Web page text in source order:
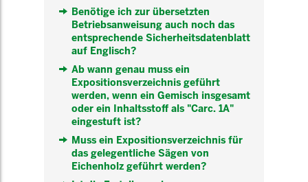
Benötige ich zur übersetzten
Betriebsanweisung auch noch das
entsprechende Sicherheitsdatenblatt
auf Englisch?
Ab wann genau muss ein
Expositionsverzeichnis geführt
werden, wenn ein Gemisch insgesamt
oder ein Inhaltsstoff als "Carc. 1A"
eingestuft ist?
Muss ein Expositionsverzeichnis für
das gelegentliche Sägen von
Eichenholz geführt werden?